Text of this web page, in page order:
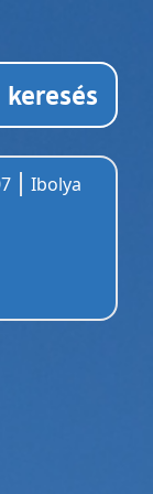
keresés
Ibolya